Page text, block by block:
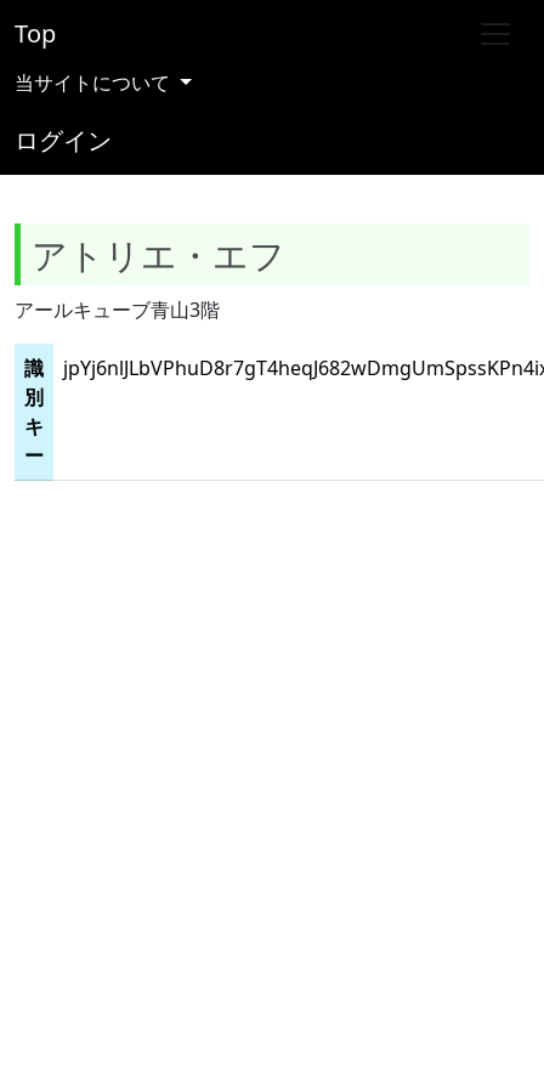
Top
当サイトについて
ログイン
アトリエ・エフ
アールキューブ青山3階
識
別
キ
ー